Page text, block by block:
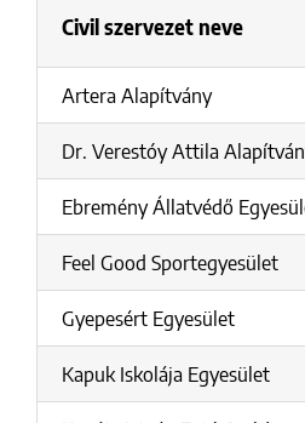
Civil szervezet neve
Artera Alapítvány
Dr. Verestóy Attila
Ebremény Állatvédő
Feel Good Sportegyesület
Gyepesért Egyesület
Kapuk Iskolája Egyesület